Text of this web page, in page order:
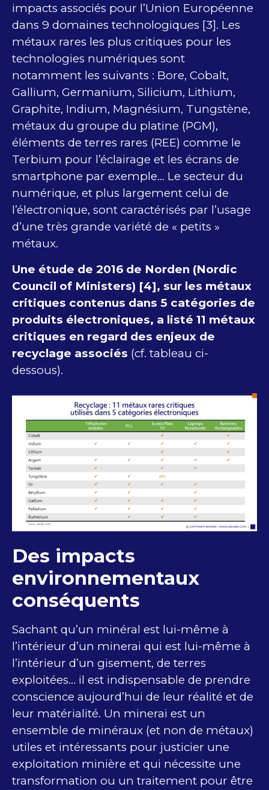
impacts associés pour l’Union Européenne
dans 9 domaines technologiques [3]. Les
métaux rares les plus critiques pour les
technologies numériques sont
notamment les suivants : Bore, Cobalt,
Gallium, Germanium, Silicium, Lithium,
Graphite, Indium, Magnésium, Tungstène,
métaux du groupe du platine (PGM),
éléments de terres rares (REE) comme le
Terbium pour l’éclairage et les écrans de
smartphone par exemple… Le secteur du
numérique, et plus largement celui de
l’électronique, sont caractérisés par l’usage
d’une très grande variété de « petits »
métaux.
Une étude de 2016 de Norden (Nordic
Council of Ministers) [4], sur les métaux
critiques contenus dans 5 catégories de
produits électroniques, a listé 11 métaux
critiques en regard des enjeux de
recyclage associés (cf. tableau ci-
dessous).
Des impacts
environnementaux
conséquents
Sachant qu’un minéral est lui-même à
l’intérieur d’un minerai qui est lui-même à
l’intérieur d’un gisement, de terres
exploitées… il est indispensable de prendre
conscience aujourd’hui de leur réalité et de
leur matérialité. Un minerai est un
ensemble de minéraux (et non de métaux)
utiles et intéressants pour justicier une
exploitation minière et qui nécessite une
transformation ou un traitement pour être